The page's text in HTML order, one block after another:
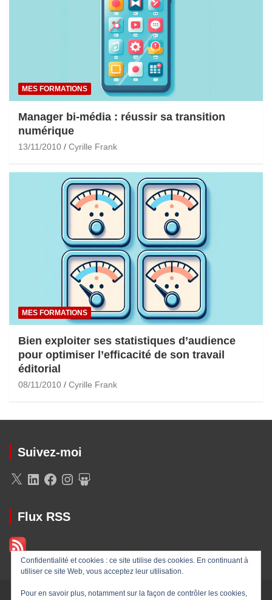
MES FORMATIONS
Manager bi-média : réussir sa transition
numérique
13/11/2010 Cyrille Frank
MES FORMATIONS
Bien exploiter ses statistiques d’audience
pour optimiser l’efficacité de son travail
éditorial
08/11/2010 Cyrille Frank
Suivez-moi
X LinkedInFacebook
InstagramSlideShare
Flux RSS
Confidentialité et cookies : ce site utilise des cookies. En continuant à
utiliser ce site Web, vous acceptez leur utilisation.
Pour en savoir plus, notamment sur la façon de contrôler les cookies,